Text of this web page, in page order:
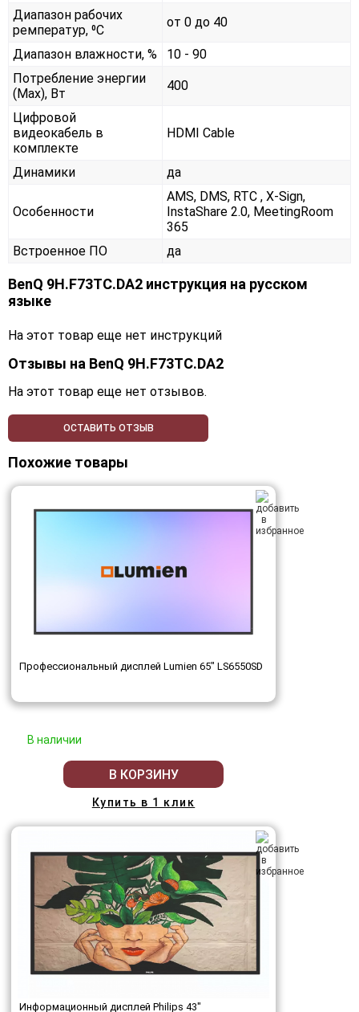
Диапазон рабочих
ремператур, ⁰С
от 0 до 40
Диапазон влажности, %
10 - 90
Потребление энергии
(Max), Вт
400
Цифровой
видеокабель в
комплекте
HDMI Cable
Динамики да
Особенности
AMS, DMS, RTC , X-Sign,
InstaShare 2.0, MeetingRoom
365
Встроенное ПО
да
BenQ 9H.F73TC.DA2 инструкция на русском
языке
На этот товар еще нет инструкций
Отзывы на BenQ 9H.F73TC.DA2
На этот товар еще нет отзывов.
ОСТАВИТЬ ОТЗЫВ
Похожие товары
Профессиональный дисплей Lumien 65" LS6550SD
В наличии
В КОРЗИНУ
Купить в 1 клик
Информационный дисплей Philips 43"